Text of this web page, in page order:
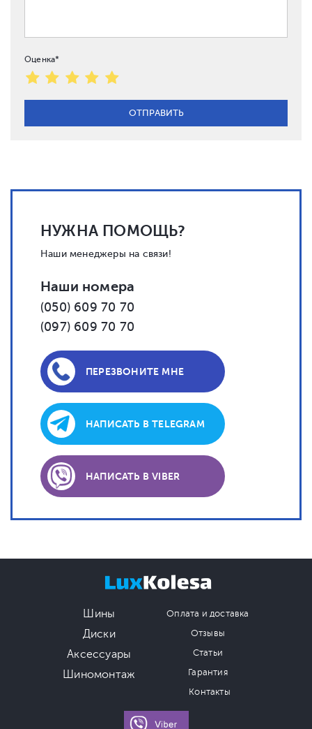
Оценка*
НУЖНА ПОМОЩЬ?
Наши менеджеры на связи!
Наши номера
(050) 609 70 70
(097) 609 70 70
ПЕРЕЗВОНИТЕ МНЕ
НАПИСАТЬ В TELEGRAM
НАПИСАТЬ В VIBER
Шины
Диски
Аксессуары
Шиномонтаж
Оплата и доставка
Отзывы
Статьи
Гарантия
Контакты